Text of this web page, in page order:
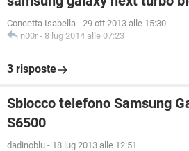
Concetta Isabella - 29 ott 2013 alle 15:30
n00r - 8 lug 2014 alle 07:23
3 risposte
Sblocco telefono Samsung
S6500
dadinoblu - 18 lug 2013 alle 12:51